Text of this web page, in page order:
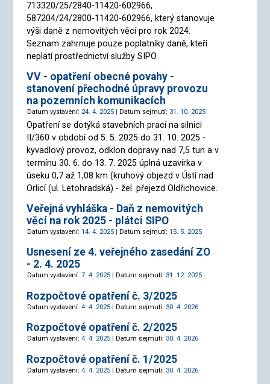
713320/25/2840-11420-602966,
587204/24/2800-11420-602966, který stanovuje
výši daně z nemovitých věcí pro rok 2024.
Seznam zahrnuje pouze poplatníky daně, kteří
neplatí prostřednictví služby SIPO.
VV - opatření obecné povahy -
stanovení přechodné úpravy provozu
na pozemních komunikacích
Datum vystavení: 24. 4. 2025 | Datum sejmutí: 31. 10. 2025
Opatření se dotýká stavebních prací na silnici
II/360 v období od 5. 5. 2025 do 31. 10. 2025 -
kyvadlový provoz, odklon dopravy nad 7,5 tun a v
termínu 30. 6. do 13. 7. 2025 úplná uzavírka v
úseku 0,7 až 1,08 km (kruhový objezd v Ústí nad
Orlicí (ul. Letohradská) - žel. přejezd Oldřichovice.
Veřejná vyhláška - Daň z nemovitých
věcí na rok 2025 - plátci SIPO
Datum vystavení: 14. 4. 2025 | Datum sejmutí: 15. 5. 2025
Usnesení ze 4. veřejného zasedání ZO
- 2. 4. 2025
Datum vystavení: 7. 4. 2025 | Datum sejmutí: 31. 12. 2025
Rozpočtové opatření č. 3/2025
Datum vystavení: 4. 4. 2025 | Datum sejmutí: 30. 4. 2026
Rozpočtové opatření č. 2/2025
Datum vystavení: 4. 4. 2025 | Datum sejmutí: 30. 4. 2026
Rozpočtové opatření č. 1/2025
Datum vystavení: 4. 4. 2025 | Datum sejmutí: 30. 4. 2026